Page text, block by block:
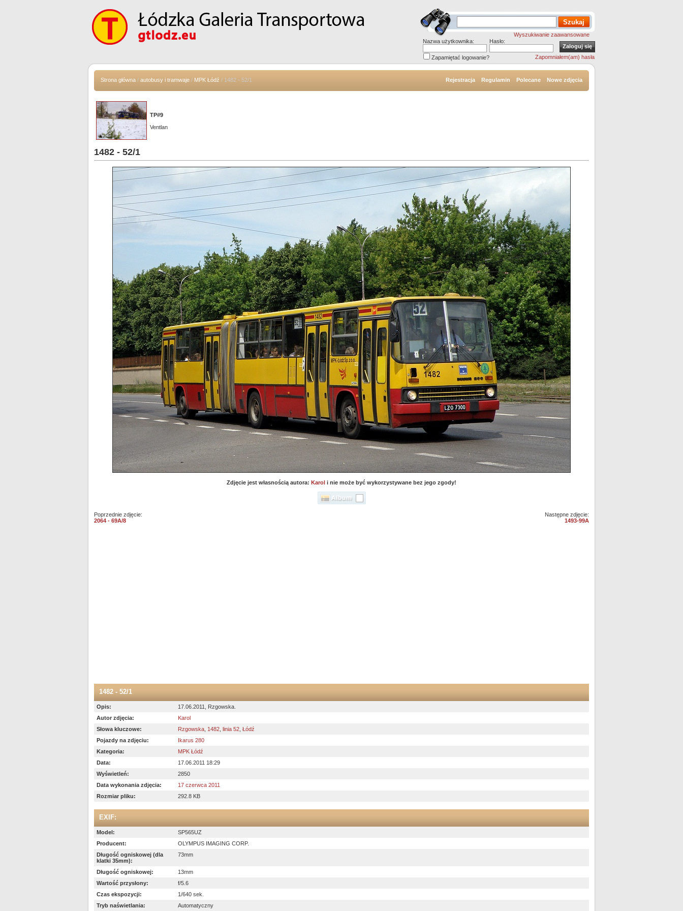
Wyszukiwanie zaawansowane
Nazwa użytkownika:
Hasło:
Zapamiętać logowanie? Zapomniałem(am) hasła
Strona główna / autobusy i tramwaje / MPK Łódź / 1482 - 52/1 Rejestracja Regulamin Polecane Nowe zdjęcia
TP#9
Ventlan
1482 - 52/1
Zdjęcie jest własnością autora: Karol i nie może być wykorzystywane bez jego zgody!
Poprzednie zdjęcie:
2064 - 69A/8
Następne zdjęcie:
1493-99A
1482 - 52/1
Opis:
17.06.2011, Rzgowska.
Autor zdjęcia:
Karol
Słowa kluczowe:
Rzgowska 1482 linia 52 Łódź
Pojazdy na zdjęciu:
Ikarus 280
Kategoria:
MPK Łódź
Data:
17.06.2011 18:29
Wyświetleń:
2850
Data wykonania zdjęcia:
17 czerwca 2011
Rozmiar pliku:
292.8 KB
EXIF:
Model:
SP565UZ
Producent:
OLYMPUS IMAGING CORP.
Długość ogniskowej (dla
klatki 35mm):
73mm
Długość ogniskowej:
13mm
Wartość przysłony:
f/5.6
Czas ekspozycji:
1/640 sek.
Tryb naświetlania:
Automatyczny